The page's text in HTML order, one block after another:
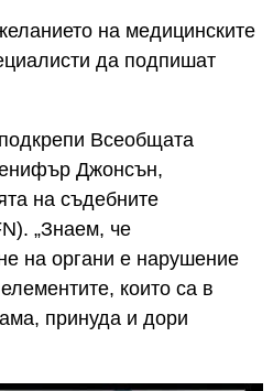
на медицинските
да подпишат
Всеобщата
Джонсън,
на съдебните
„Знаем, че
на органи е нарушение
които са в
принуда и дори